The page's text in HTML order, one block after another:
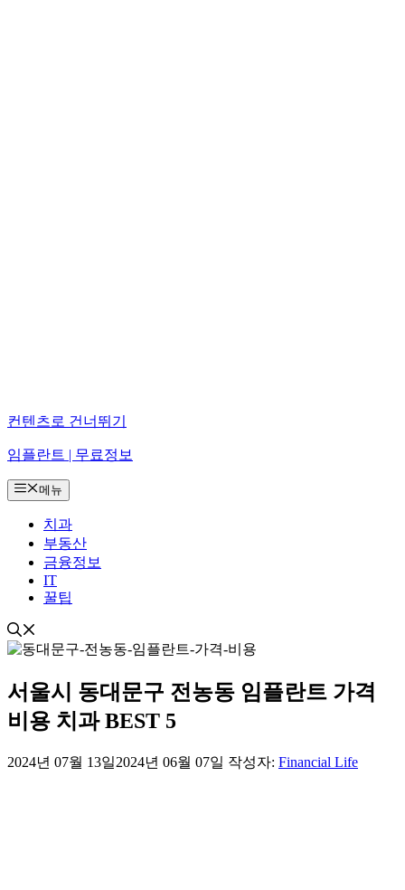
컨텐츠로 건너뛰기
임플란트 | 무료정보
메뉴
치과
부동산
금융정보
IT
꿀팁
서울시 동대문구 전농동 임플란트 가격
비용 치과 BEST 5
2024년 07월 13일2024년 06월 07일 작성자: Financial Life